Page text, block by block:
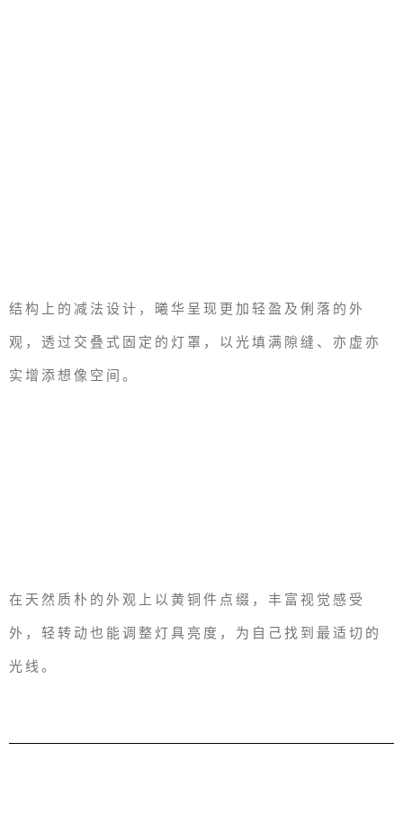
结构上的减法设计，曦华呈现更加轻盈及俐落的外
观，透过交叠式固定的灯罩，以光填满隙缝、亦虚亦
实增添想像空间。
在天然质朴的外观上以黄铜件点缀，丰富视觉感受
外，轻转动也能调整灯具亮度，为自己找到最适切的
光线。